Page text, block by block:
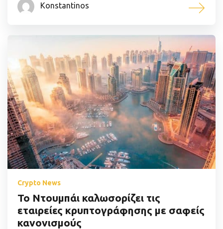
Konstantinos
Crypto News
Το Ντουμπάι καλωσορίζει τις
εταιρείες κρυπτογράφησης με σαφείς
κανονισμούς